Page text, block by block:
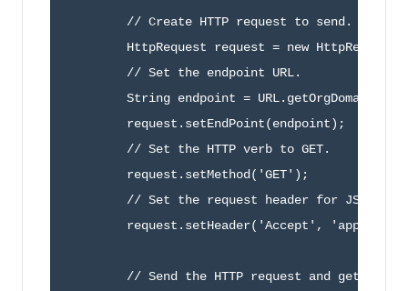
        // Create HTTP request to send.
HttpRequest request = new
        // Set the endpoint URL.
String endpoint =
        request.setEndPoint(endpoint);
        // Set the HTTP verb to GET.
        request.setMethod('GET');
// Set the request header for JSON
request.setHeader('Accept',
// Send the HTTP request and get the